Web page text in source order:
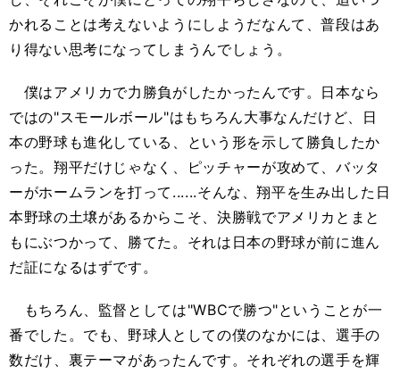
かれることは考えないようにしようだなんて、普段はあ
り得ない思考になってしまうんでしょう。
僕はアメリカで力勝負がしたかったんです。日本なら
ではの"スモールボール"はもちろん大事なんだけど、日
本の野球も進化している、という形を示して勝負したか
った。翔平だけじゃなく、ピッチャーが攻めて、バッタ
ーがホームランを打って......そんな、翔平を生み出した日
本野球の土壌があるからこそ、決勝戦でアメリカとまと
もにぶつかって、勝てた。それは日本の野球が前に進ん
だ証になるはずです。
もちろん、監督としては"WBCで勝つ"ということが一
番でした。でも、野球人としての僕のなかには、選手の
数だけ、裏テーマがあったんです。それぞれの選手を輝